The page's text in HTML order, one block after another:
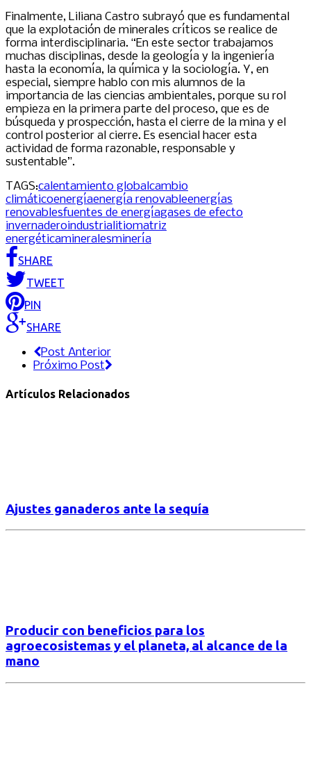
Finalmente, Liliana Castro subrayó que es fundamental
que la explotación de minerales críticos se realice de
forma interdisciplinaria. “En este sector trabajamos
muchas disciplinas, desde la geología y la ingeniería
hasta la economía, la química y la sociología. Y, en
especial, siempre hablo con mis alumnos de la
importancia de las ciencias ambientales, porque su rol
empieza en la primera parte del proceso, que es de
búsqueda y prospección, hasta el cierre de la mina y el
control posterior al cierre. Es esencial hacer esta
actividad de forma razonable, responsable y
sustentable”.
TAGS:calentamiento globalcambio
climáticoenergíaenergía renovableenergías
renovablesfuentes de energíagases de efecto
invernaderoindustrialitiomatriz
energéticamineralesminería
SHARE
TWEET
PIN
SHARE
Post Anterior
Próximo Post
Artículos Relacionados
Ajustes ganaderos ante la sequía
Producir con beneficios para los
agroecosistemas y el planeta, al alcance de la
mano